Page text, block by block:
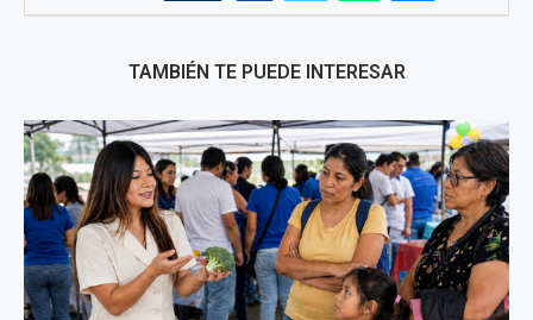
TAMBIÉN TE PUEDE INTERESAR